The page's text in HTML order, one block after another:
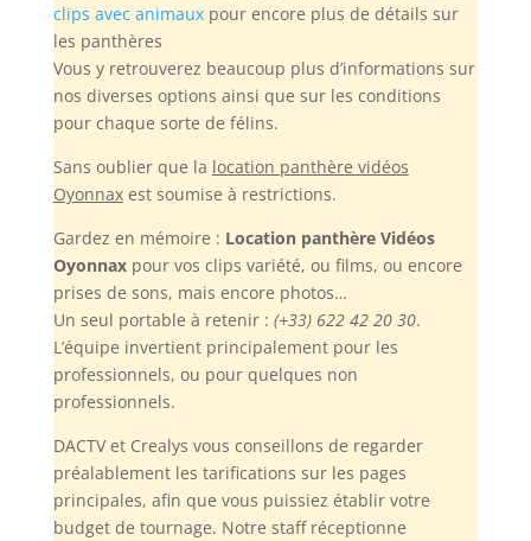
clips avec animauxpour encore plus de détails sur
les panthères
Vous y retrouverez beaucoup plus d’informations sur
nos diverses options ainsi que sur les conditions
pour chaque sorte de félins.
Sans oublierque la location panthère vidéos
Oyonnaxest soumise à restrictions.
Gardez en mémoire : Location panthère Vidéos
Oyonnaxpour vos clips variété, ou films, ou encore
prises de sons, mais encore photos…
Un seul portable à retenir : (+33) 622 42 20 30.
L’équipe invertient principalement pour les
professionnels, ou pour quelques non
professionnels.
DACTV et Crealys vous conseillons de regarder
préalablement les tarifications sur les pages
principales, afin que vous puissiez établir votre
budget de tournage. Notre staff réceptionne